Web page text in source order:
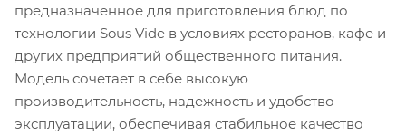
предназначенное для приготовления блюд по
технологии Sous Vide в условиях ресторанов, кафе и
других предприятий общественного питания.
Модель сочетает в себе высокую
производительность, надежность и удобство
эксплуатации, обеспечивая стабильное качество